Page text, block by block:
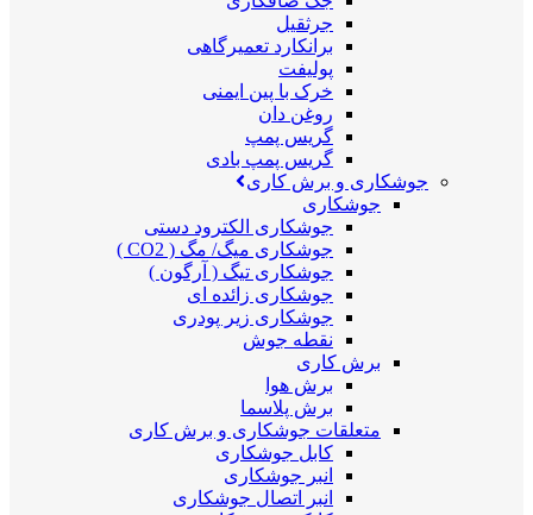
جرثقیل
برانکارد تعمیرگاهی
پولیفت
خرک با پین ایمنی
روغن دان
گریس پمپ
گریس پمپ بادی
جوشکاری و برش کاری
جوشکاری
جوشکاری الکترود دستی
جوشکاری میگ/ مگ ( CO2 )
جوشکاری تیگ ( آرگون )
جوشکاری زائده ای
جوشکاری زیر پودری
نقطه جوش
برش کاری
برش هوا
برش پلاسما
متعلقات جوشکاری و برش کاری
کابل جوشکاری
انبر جوشکاری
انبر اتصال جوشکاری